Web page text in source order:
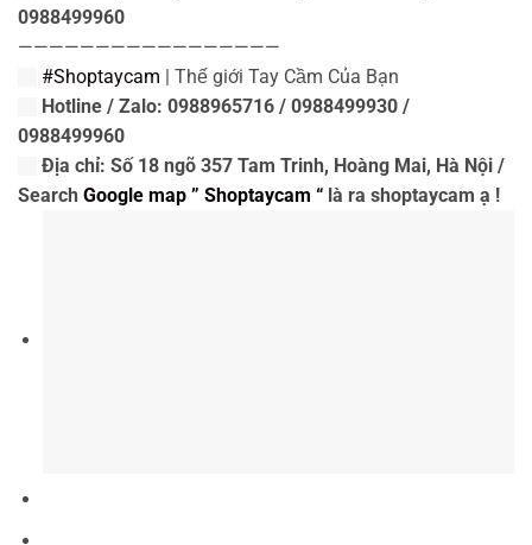
0988499960
—————————————————
#Shoptaycam | Thế giới Tay Cầm Của Bạn
Hotline / Zalo: 0988965716 / 0988499930 /
0988499960
Địa chỉ: Số 18 ngõ 357 Tam Trinh, Hoàng Mai, Hà Nội /
Search Google map ” Shoptaycam “ là ra shoptaycam ạ !